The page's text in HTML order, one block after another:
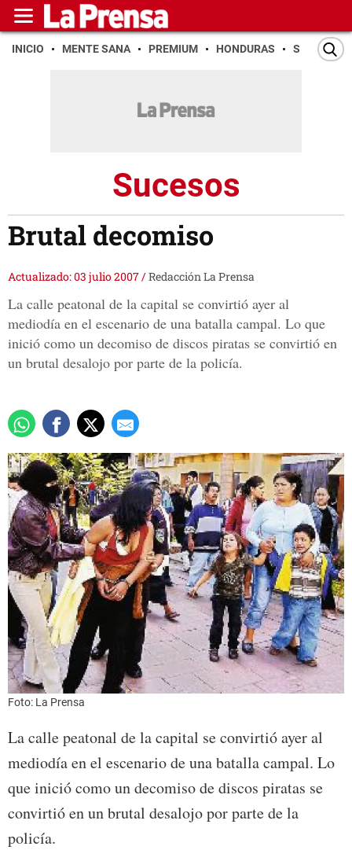
INICIO MENTE SANA PREMIUM HONDURAS SAN PEDRO
Sucesos
Brutal decomiso
Actualizado: 03 julio 2007/Redacción La Prensa
La calle peatonal de la capital se convirtió ayer al
mediodía en el escenario de una batalla campal. Lo que
inició como un decomiso de discos piratas se convirtió en
un brutal desalojo por parte de la policía.
Foto: La Prensa
La calle peatonal de la capital se convirtió ayer al
mediodía en el escenario de una batalla campal. Lo
que inició como un decomiso de discos piratas se
convirtió en un brutal desalojo por parte de la
policía.